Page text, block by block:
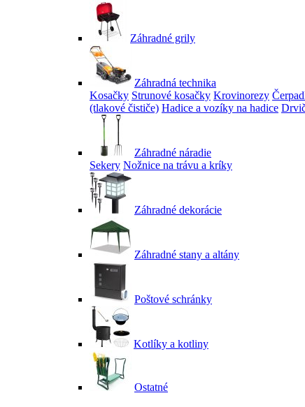
Záhradné grily
Záhradná technika
Kosačky Strunové kosačky Krovinorezy
(tlakové čističe) Hadice a vozíky na hadice
Záhradné náradie
Sekery Nožnice na trávu a kríky
Záhradné dekorácie
Záhradné stany a altány
Poštové schránky
Kotlíky a kotliny
Ostatné